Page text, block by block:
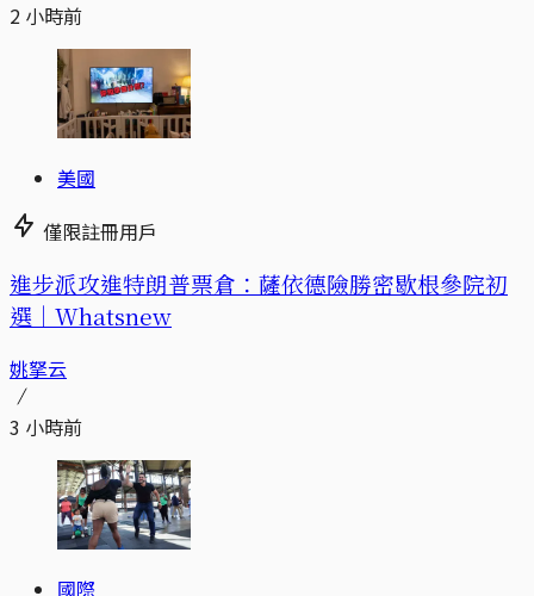
2 小時前
美國
僅限註冊用戶
進步派攻進特朗普票倉：薩依德險勝密歇根參院初
選｜Whatsnew
姚拏云
3 小時前
國際